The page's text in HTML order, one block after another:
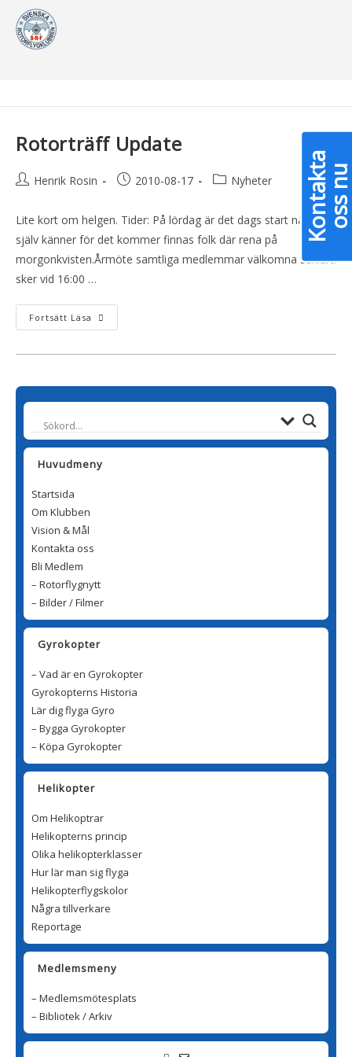
Rotorträff Update
Henrik Rosin 2010-08-17 Nyheter
Lite kort om helgen. Tider: På lördag är det dags start när du
själv känner för det kommer finnas folk där rena på
morgonkvisten.Årmöte samtliga medlemmar välkomna såklart!
sker vid 16:00 …
Fortsätt Läsa
Huvudmeny
Startsida
Om Klubben
Vision & Mål
Kontakta oss
Bli Medlem
– Rotorflygnytt
– Bilder / Filmer
Gyrokopter
– Vad är en Gyrokopter
Gyrokopterns Historia
Lär dig flyga Gyro
– Bygga Gyrokopter
– Köpa Gyrokopter
Helikopter
Om Helikoptrar
Helikopterns princip
Olika helikopterklasser
Hur lär man sig flyga
Helikopterflygskolor
Några tillverkare
Reportage
Medlemsmeny
– Medlemsmötesplats
– Bibliotek / Arkiv
K
o
n
t
a
k
a
o
s
s
n